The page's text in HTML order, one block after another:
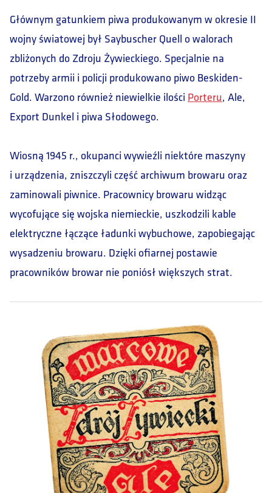
Głównym gatunkiem piwa produkowanym w okresie II
wojny światowej był Saybuscher Quell o walorach
zbliżonych do Zdroju Żywieckiego. Specjalnie na
potrzeby armii i policji produkowano piwo Beskiden-
Gold. Warzono również niewielkie ilości Porteru, Ale,
Export Dunkel i piwa Słodowego.
Wiosną 1945 r., okupanci wywieźli niektóre maszyny
i urządzenia, zniszczyli część archiwum browaru oraz
zaminowali piwnice. Pracownicy browaru widząc
wycofujące się wojska niemieckie, uszkodzili kable
elektryczne łączące ładunki wybuchowe, zapobiegając
wysadzeniu browaru. Dzięki ofiarnej postawie
pracowników browar nie poniósł większych strat.